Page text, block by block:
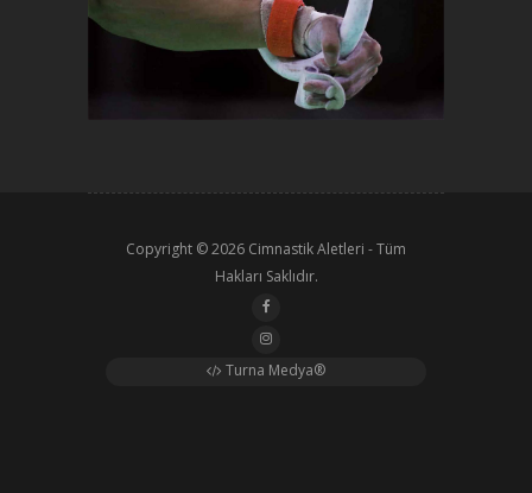
Copyright © 2026 Cimnastik Aletleri - Tüm
Hakları Saklıdır.
Turna Medya®